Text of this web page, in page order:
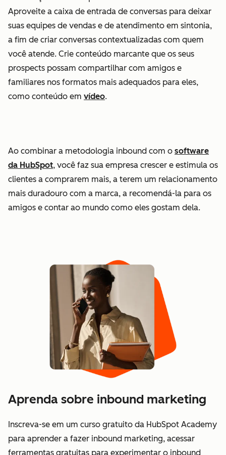
Aproveite a caixa de entrada de conversas para deixar
suas equipes de vendas e de atendimento em sintonia,
a fim de criar conversas contextualizadas com quem
você atende. Crie conteúdo marcante que os seus
prospects possam compartilhar com amigos e
familiares nos formatos mais adequados para eles,
como conteúdo em vídeo.
Ao combinar a metodologia inbound com o software
da HubSpot, você faz sua empresa crescer e estimula os
clientes a comprarem mais, a terem um relacionamento
mais duradouro com a marca, a recomendá-la para os
amigos e contar ao mundo como eles gostam dela.
Aprenda sobre inbound marketing
Inscreva-se em um curso gratuito da HubSpot Academy
para aprender a fazer inbound marketing, acessar
ferramentas gratuitas para experimentar o inbound